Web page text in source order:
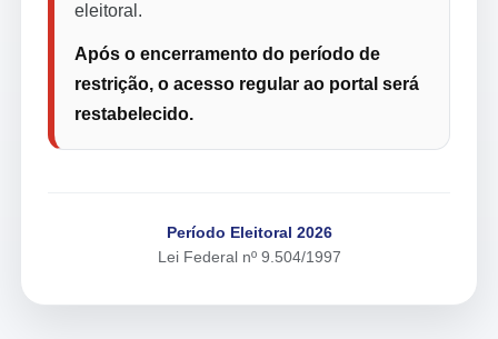
eleitoral.
Após o encerramento do período de
restrição, o acesso regular ao portal será
restabelecido.
Período Eleitoral 2026
Lei Federal nº 9.504/1997